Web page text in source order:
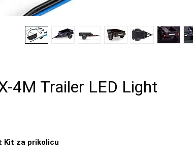
4M Trailer LED Light
Kit za prikolicu